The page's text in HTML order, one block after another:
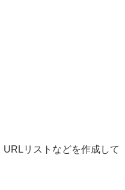
リストなどを作成して